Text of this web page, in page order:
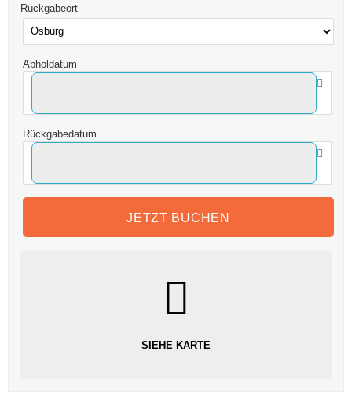
Rückgabeort
Abholdatum
Rückgabedatum
SIEHE KARTE